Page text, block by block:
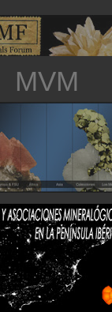
MVM